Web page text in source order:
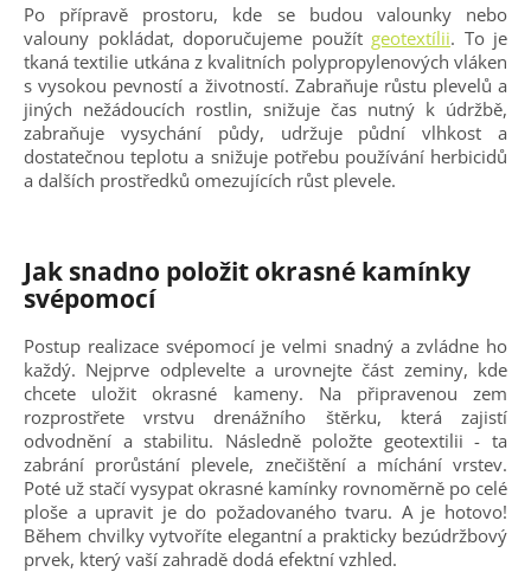
Po přípravě prostoru, kde se budou valounky nebo
valouny pokládat, doporučujeme použít geotextílii. To je
tkaná textilie utkána z kvalitních polypropylenových vláken
s vysokou pevností a životností. Zabraňuje růstu plevelů a
jiných nežádoucích rostlin, snižuje čas nutný k údržbě,
zabraňuje vysychání půdy, udržuje půdní vlhkost a
dostatečnou teplotu a snižuje potřebu používání herbicidů
a dalších prostředků omezujících růst plevele.
Jak snadno položit okrasné kamínky
svépomocí
Postup realizace svépomocí je velmi snadný a zvládne ho
každý. Nejprve odplevelte a urovnejte část zeminy, kde
chcete uložit okrasné kameny. Na připravenou zem
rozprostřete vrstvu drenážního štěrku, která zajistí
odvodnění a stabilitu. Následně položte geotextilii - ta
zabrání prorůstání plevele, znečištění a míchání vrstev.
Poté už stačí vysypat okrasné kamínky rovnoměrně po celé
ploše a upravit je do požadovaného tvaru. A je hotovo!
Během chvilky vytvoříte elegantní a prakticky bezúdržbový
prvek, který vaší zahradě dodá efektní vzhled.